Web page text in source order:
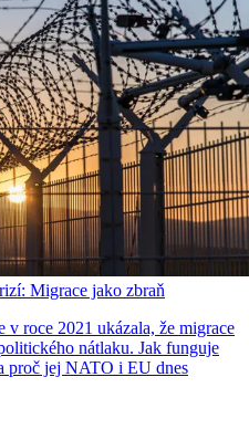
Migrace jako zbraň
roce 2021 ukázala, že migrace
nátlaku. Jak funguje
proč jej NATO i EU dnes